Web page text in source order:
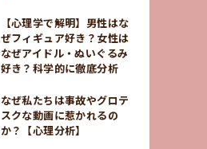
【心理学で解明】男性はな
ぜフィギュア好き？女性は
なぜアイドル・ぬいぐるみ
好き？科学的に徹底分析
なぜ私たちは事故やグロテ
スクな動画に惹かれるの
か？【心理分析】